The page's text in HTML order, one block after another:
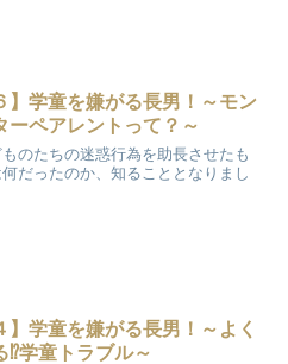
】学童を嫌がる長男！～モン
ーペアレントって？～
のたちの迷惑行為を助長させたも
だったのか、知ることとなりまし
】学童を嫌がる長男！～よく
⁉学童トラブル～